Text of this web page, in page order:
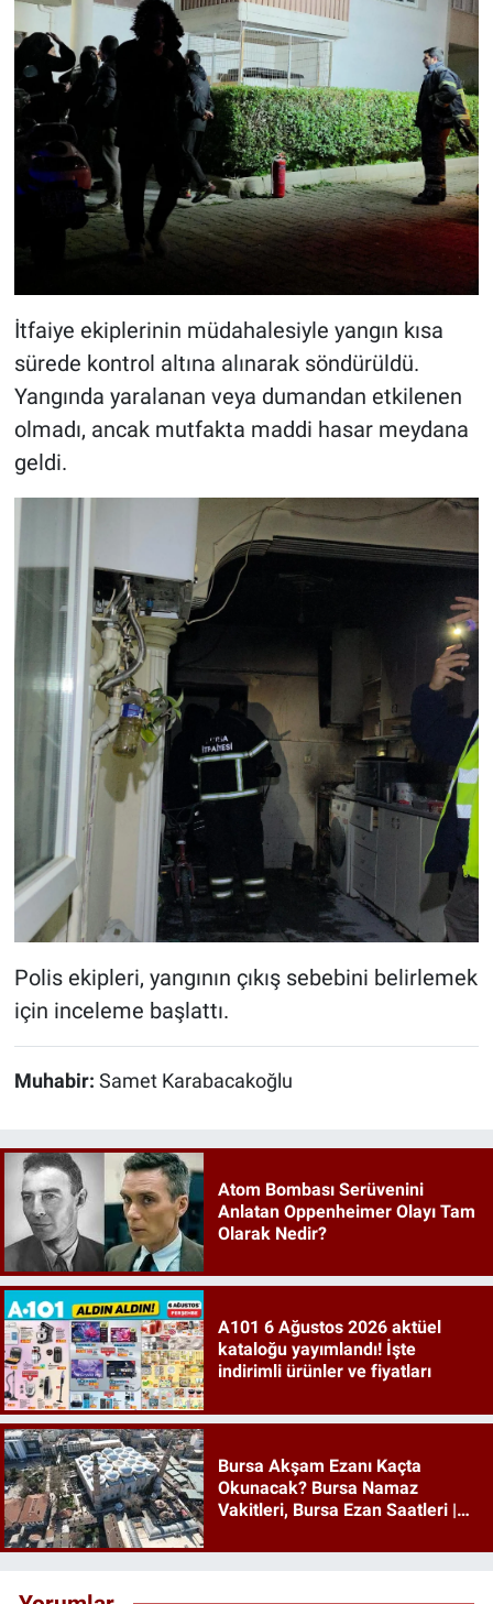
İtfaiye ekiplerinin müdahalesiyle yangın kısa
sürede kontrol altına alınarak söndürüldü.
Yangında yaralanan veya dumandan etkilenen
olmadı, ancak mutfakta maddi hasar meydana
geldi.
Polis ekipleri, yangının çıkış sebebini belirlemek
için inceleme başlattı.
Muhabir: Samet Karabacakoğlu
Atom Bombası Serüvenini
Anlatan Oppenheimer Olayı Tam
Olarak Nedir?
A101 6 Ağustos 2026 aktüel
kataloğu yayımlandı! İşte
indirimli ürünler ve fiyatları
Bursa Akşam Ezanı Kaçta
Okunacak? Bursa Namaz
Vakitleri, Bursa Ezan Saatleri |